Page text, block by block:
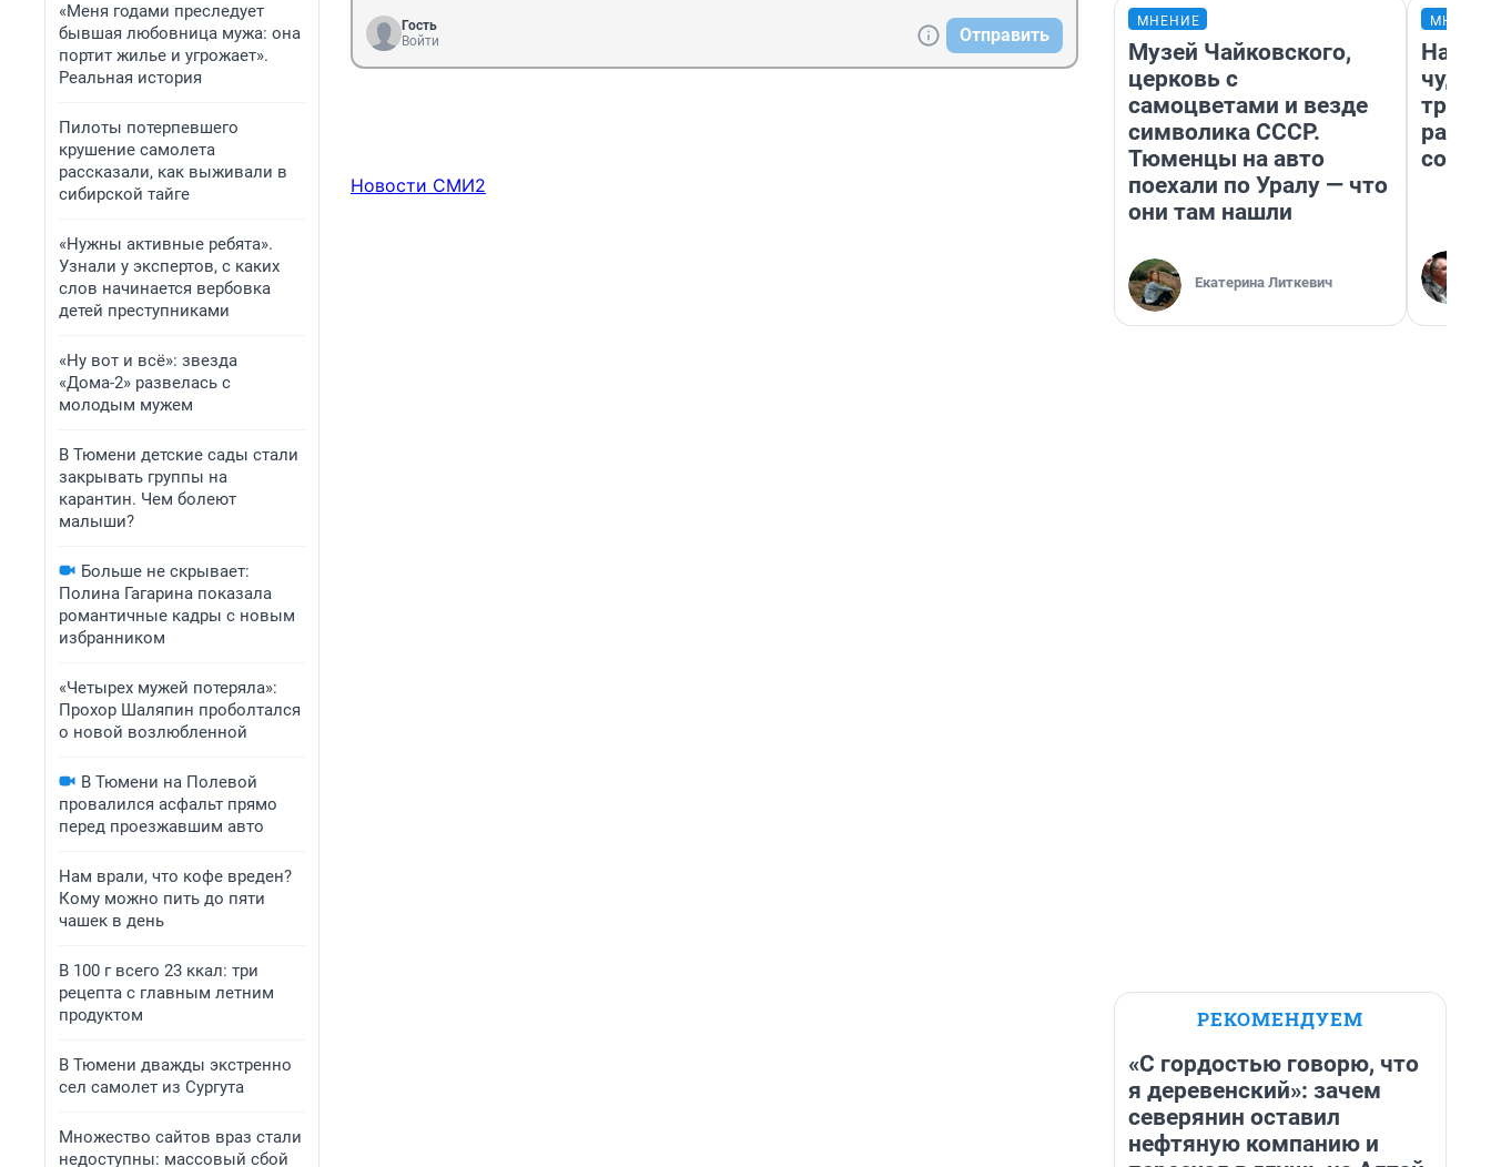
«Меня годами преследует
бывшая любовница мужа: она
портит жилье и угрожает».
Реальная история
Пилоты потерпевшего
крушение самолета
рассказали, как выживали в
сибирской тайге
«Нужны активные ребята».
Узнали у экспертов, с каких
слов начинается вербовка
детей преступниками
«Ну вот и всё»: звезда
«Дома-2» развелась с
молодым мужем
В Тюмени детские сады стали
закрывать группы на
карантин. Чем болеют
малыши?
Больше не скрывает:
Полина Гагарина показала
романтичные кадры с новым
избранником
«Четырех мужей потеряла»:
Прохор Шаляпин проболтался
о новой возлюбленной
В Тюмени на Полевой
провалился асфальт прямо
перед проезжавшим авто
Нам врали, что кофе вреден?
Кому можно пить до пяти
чашек в день
В 100 г всего 23 ккал: три
рецепта с главным летним
продуктом
В Тюмени дважды экстренно
сел самолет из Сургута
Множество сайтов враз стали
недоступны: массовый сбой
Гость
Войти
Отправить
Новости СМИ2
МНЕНИЕ
Музей Чайковского,
церковь с
самоцветами и везде
символика СССР.
Тюменцы на авто
поехали по Уралу — что
они там нашли
Екатерина Литкевич
РЕКОМЕНДУЕМ
«С гордостью говорю, что
я деревенский»: зачем
северянин оставил
нефтяную компанию и